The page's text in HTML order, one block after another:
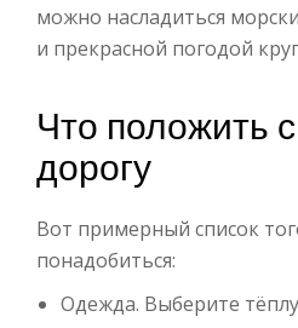
можно насладиться
и прекрасной погодой
Что положить
дорогу
Вот примерный список
понадобиться:
Одежда. Выберите